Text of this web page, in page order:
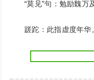
“莫见”句：勉励魏万及
蹉跎：此指虚度年华